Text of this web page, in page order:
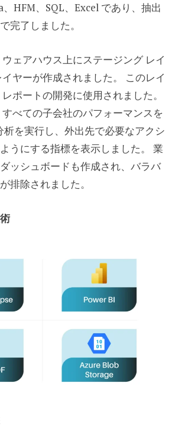
HFM、SQL、Excel であり、抽出
完了しました。
ェアハウス上にステージング レイ
ヤーが作成されました。 このレイ
ポートの開発に使用されました。
べての子会社のパフォーマンスを
を実行し、外出先で必要なアクシ
うにする指標を表示しました。 業
ッシュボードも作成され、バラバ
排除されました。